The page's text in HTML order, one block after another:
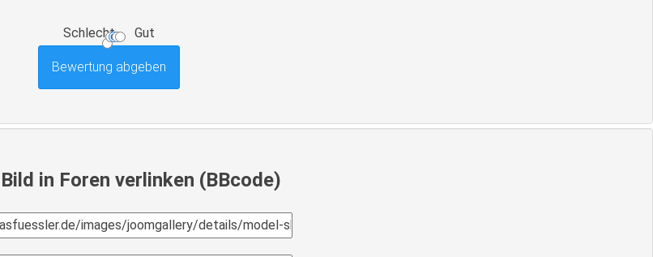
Schlecht Gut
in Foren verlinken (BBcode)